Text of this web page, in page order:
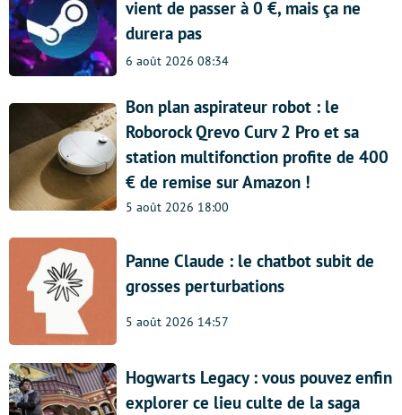
vient de passer à 0 €, mais ça ne
durera pas
6 août 2026 08:34
Bon plan aspirateur robot : le
Roborock Qrevo Curv 2 Pro et sa
station multifonction profite de 400
€ de remise sur Amazon !
5 août 2026 18:00
Panne Claude : le chatbot subit de
grosses perturbations
5 août 2026 14:57
Hogwarts Legacy : vous pouvez enfin
explorer ce lieu culte de la saga